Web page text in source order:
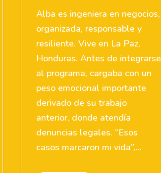
Alba es ingeniera en negocios,
organizada, responsable y
resiliente. Vive en La Paz,
Honduras. Antes de integrarse
al programa, cargaba con un
peso emocional importante
derivado de su trabajo
anterior, donde atendía
denuncias legales. “Esos
casos marcaron mi vida”,...